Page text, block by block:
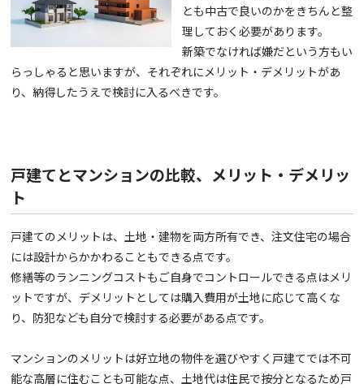
とも中古で良いのかをきちんと整
理しておく必要があります。
新築でなければ嫌だという方もい
らっしゃると思いますが、それぞれにメリット・デメリットがあ
り、納得したうえで検討に入るべきです。
戸建てとマンションの比較、メリット・デメリッ
ト
戸建てのメリットは、土地・建物を両方所有でき、注文住宅の場合
には設計からかかわることもできる点です。
修繕等のランニングコストもご自身でコントロールできる点はメリ
ットですが、デメリットとしては購入費用が土地に応じて高くな
り、防犯なども自分で検討する必要がある点です。
マンションのメリットは好立地の物件を選びやすく戸建てでは不可
能な高層に住むことも可能な点、土地代は住民で按分となるため戸